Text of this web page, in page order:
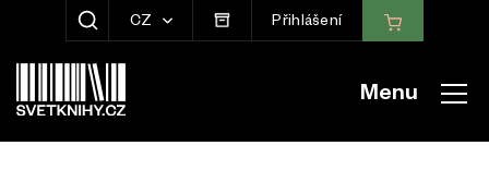
ZOBRAZIT HLEDÁNÍ
CZ Přihlášení
Menu